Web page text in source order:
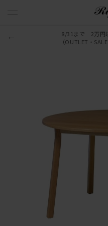
8/31まで 2万円
（OUTLET・